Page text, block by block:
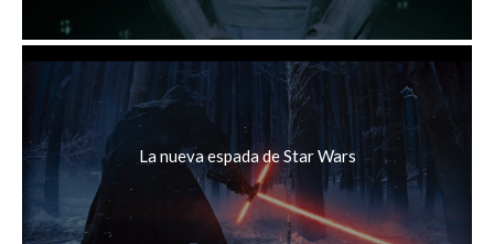
La nueva espada de Star Wars